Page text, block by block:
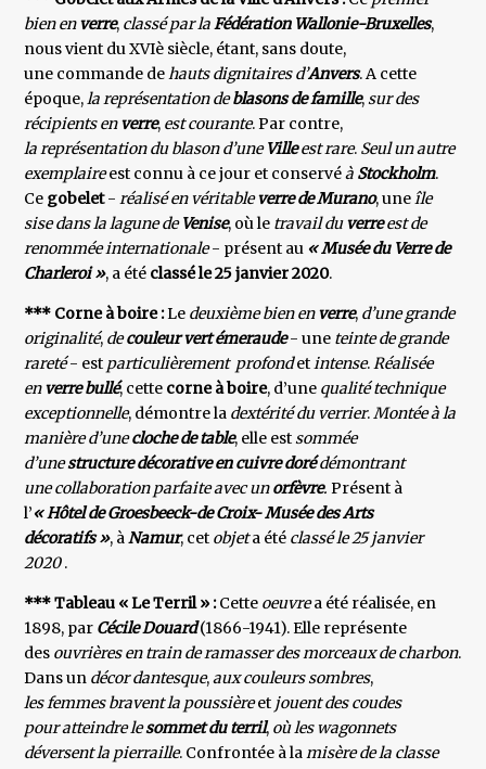
bien enverre, classé par laFédération Wallonie-Bruxelles,
nous vient du XVIè siècle, étant, sans doute,
une commande dehauts dignitaires d’Anvers. A cette
époque,lareprésentation deblasons de famille,sur des
récipients enverre, est courante. Par contre,
la représentation du blason d’uneVilleest rare. Seul un autre
exemplaireest connu à ce jour et conservéà Stockholm.
Ce gobelet-réalisé en véritableverre de Murano, uneîle
sise dans la lagune deVenise, où le travail duverreest de
renommée internationale- présent au « Musée du Verre de
Charleroi », a été classé le 25 janvier 2020.
*** Corne à boire :Le deuxième bien enverre, d’une grande
originalité, decouleur vert émeraude- une teinte degrande
rareté- est particulièrement profondetintense.Réalisée
enverre bullé, cette corne à boire, d’une qualité technique
exceptionnelle, démontre la dextérité du verrier.Montée à la
manière d’unecloche de table, elle estsommée
d’unestructure décorative en cuivre dorédémontrant
une collaboration parfaite avec unorfèvre.Présent à
l’« Hôtel de Groesbeeck-de Croix- Musée des Arts
décoratifs », àNamur, cet objeta été classé le 25 janvier
2020.
*** Tableau « Le Terril » :Cette oeuvrea été réalisée, en
1898, par Cécile Douard(1866-1941). Elle représente
des ouvrières en train de ramasser des morceaux de charbon.
Dans un décor dantesque,aux couleurs sombres,
les femmes bravent la poussièreet jouent des coudes
pour atteindre lesommet du terril, où les wagonnets
déversent la pierraille. Confrontée à lamisère de la classe